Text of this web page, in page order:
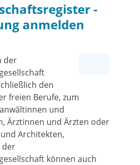
-
anmelden
der
den
freien Berufe, zum
und
Ärztinnen und Ärzten oder
Architekten,
der
können auch